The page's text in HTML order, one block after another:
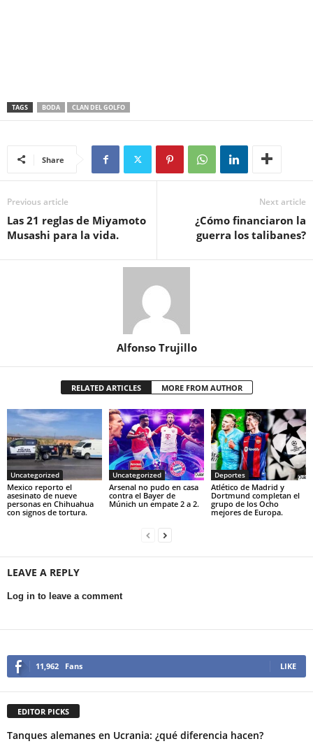
TAGS BODA CLAN DEL GOLFO
Share
Previous article
Las 21 reglas de Miyamoto
Musashi para la vida.
Next article
¿Cómo financiaron la
guerra los talibanes?
Alfonso Trujillo
RELATED ARTICLES MORE FROM AUTHOR
Uncategorized
Mexico reporto el
asesinato de nueve
personas en Chihuahua
con signos de tortura.
Uncategorized
Arsenal no pudo en casa
contra el Bayer de
Múnich un empate 2 a 2.
Deportes
Atlético de Madrid y
Dortmund completan el
grupo de los Ocho
mejores de Europa.
LEAVE A REPLY
Log in to leave a comment
11,962 Fans LIKE
EDITOR PICKS
Tanques alemanes en Ucrania: ¿qué diferencia hacen?